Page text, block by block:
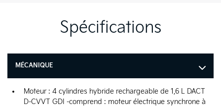
Spécifications
MÉCANIQUE
Moteur : 4 cylindres hybride rechargeable de 1,6 L DACT
D-CVVT GDI -comprend : moteur électrique synchrone à